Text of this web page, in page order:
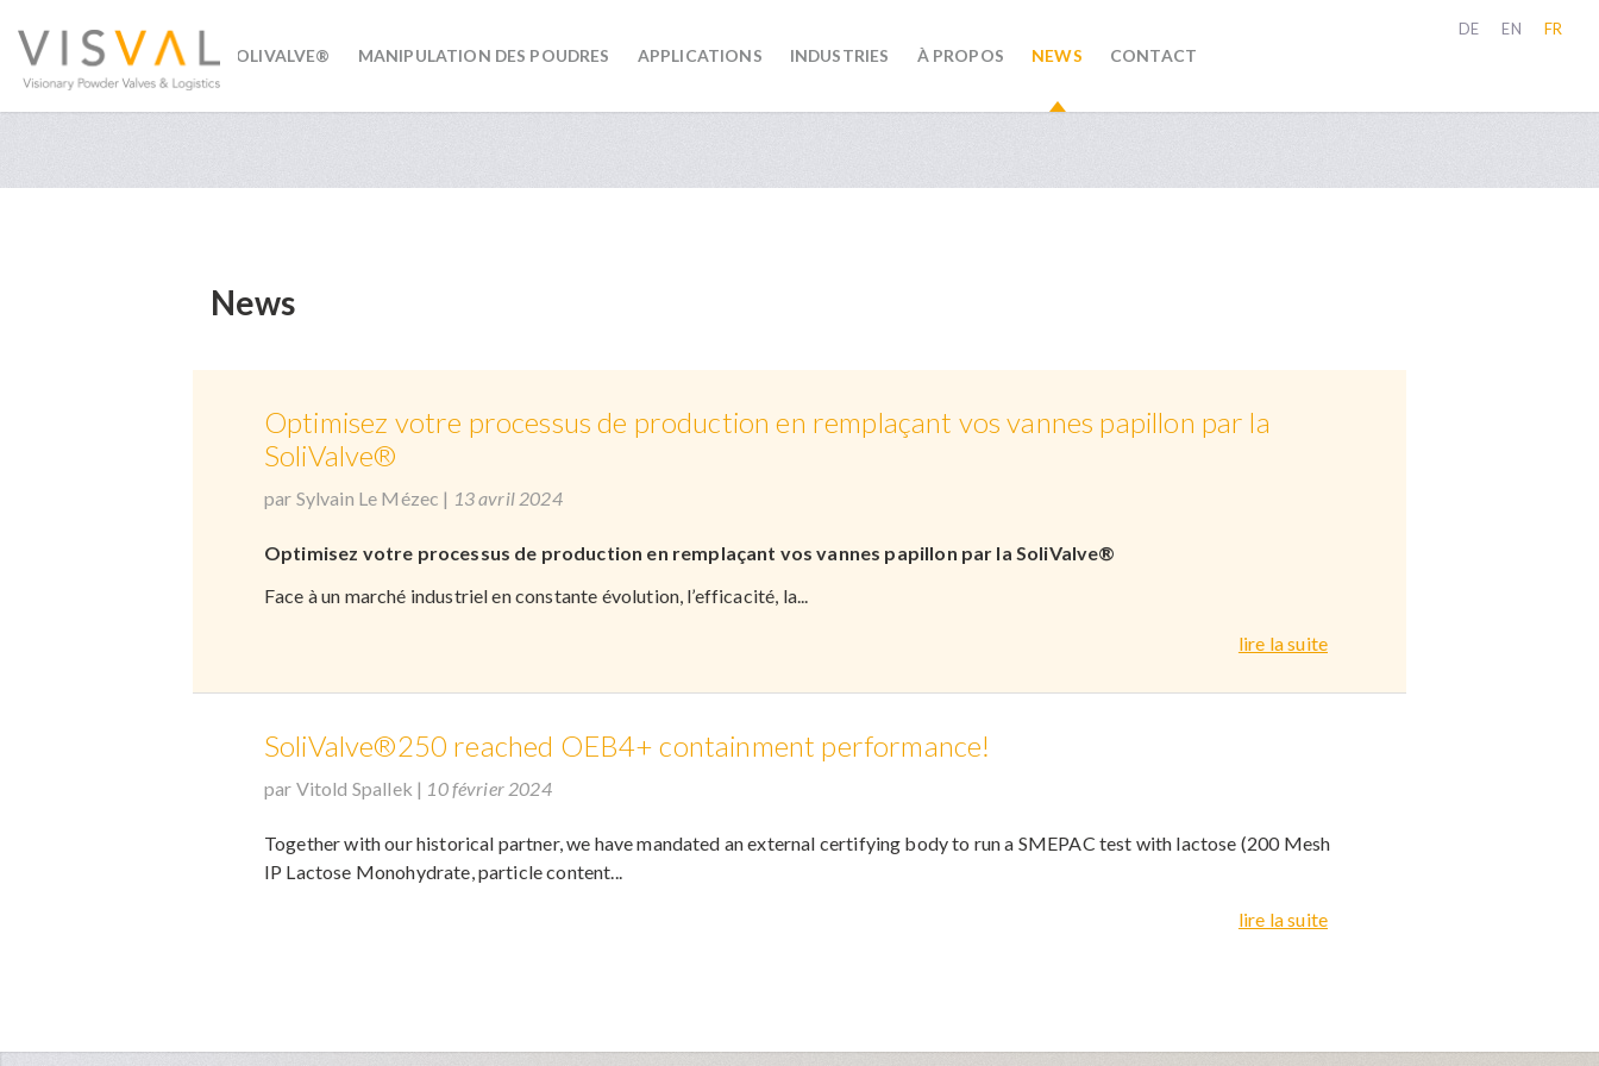
DE EN FR
SOLIVALVE® MANIPULATION DES POUDRES APPLICATIONS INDUSTRIES À PROPOS NEWS CONTACT
News
Optimisez votre processus de production en remplaçant vos vannes papillon par la
SoliValve®
par Sylvain Le Mézec | 13 avril 2024
Optimisez votre processus de production en remplaçant vos vannes papillon par la SoliValve®
Face à un marché industriel en constante évolution, l’efficacité, la...
lire la suite
SoliValve®250 reached OEB4+ containment performance!
par Vitold Spallek | 10 février 2024
Together with our historical partner, we have mandated an external certifying body to run a SMEPAC test with lactose (200 Mesh
IP Lactose Monohydrate, particle content...
lire la suite